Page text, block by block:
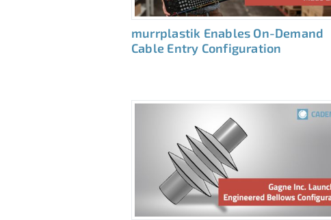
murrplastik Enables On-Demand
Cable Entry Configuration